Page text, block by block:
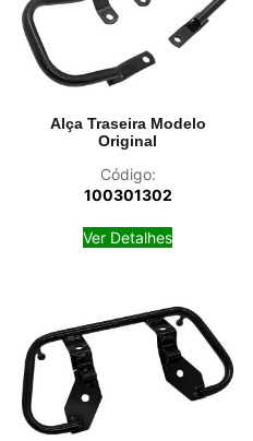
Alça Traseira Modelo
Original
Código:
100301302
Ver Detalhes